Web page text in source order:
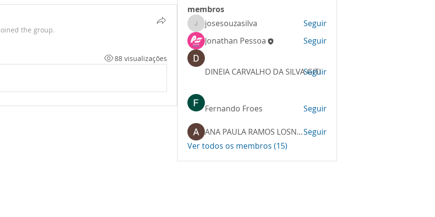
the group.
88 visualizações
membros
josesouzasilva
josesouzasilva
Seguir
Jonathan Pessoa
Seguir
DINEIA CARVALHO DA SILVA GITI
Seguir
Fernando Froes Seguir
ANA PAULA RAMOS LOSNAKSeguir
Ver todos os membros (15)